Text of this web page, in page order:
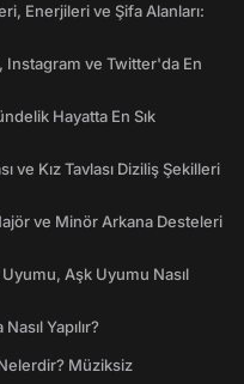
Enerjileri ve Şifa Alanları:
Instagram ve Twitter'da En
Hayatta En Sık
ve Kız Tavlası Diziliş Şekilleri
ve Minör Arkana Desteleri
Aşk Uyumu Nasıl
Yapılır?
Müziksiz